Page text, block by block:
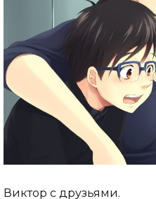
Виктор с друзьями.